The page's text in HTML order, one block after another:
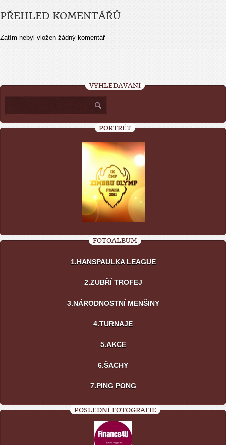
PŘEHLED KOMENTÁŘŮ
Zatím nebyl vložen žádný komentář
VYHLEDÁVÁNÍ
PORTRÉT
FOTOALBUM
1.HANSPAULKA LEAGUE
2.ZUBŘÍ TROFEJ
3.NÁRODNOSTNÍ MENŠINY
4.TURNAJE
5.AKCE
6.ŠACHY
7.PING PONG
POSLEDNÍ FOTOGRAFIE